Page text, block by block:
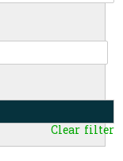
Clear filter